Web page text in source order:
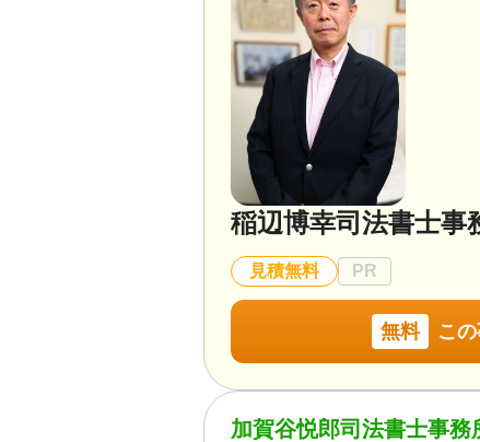
稲辺博幸司法書士事
見積無料 PR
無料 こ
加賀谷悦郎司法書士事務